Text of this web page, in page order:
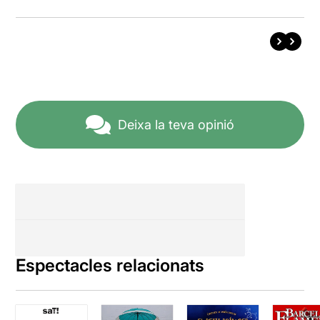
Deixa la teva opinió
Espectacles relacionats